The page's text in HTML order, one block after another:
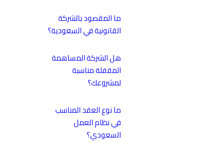
ما المقصود بالشركة
القانونية في السعودية؟
هل الشركة المساهمة
المقفلة مناسبة
لمشروعك؟
ما نوع العقد المناسب
في نظام العمل
السعودي؟